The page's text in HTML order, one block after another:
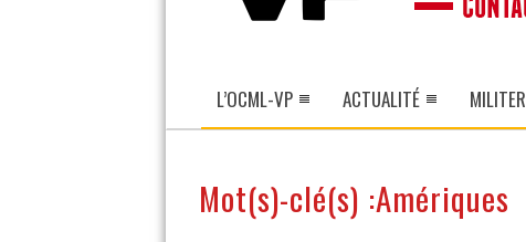
L’OCML-VP ACTUALITÉ MILITER
Mot(s)-clé(s) :Amériques